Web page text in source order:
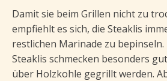
Damit sie beim Grillen nicht zu
empfiehlt es sich, die Steaklis
restlichen Marinade zu
Steaklis schmecken besonders
über Holzkohle gegrillt werden.